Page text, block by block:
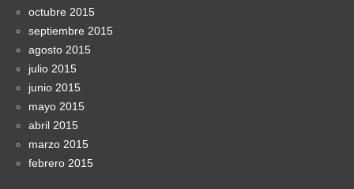
octubre 2015
septiembre 2015
agosto 2015
julio 2015
junio 2015
mayo 2015
abril 2015
marzo 2015
febrero 2015